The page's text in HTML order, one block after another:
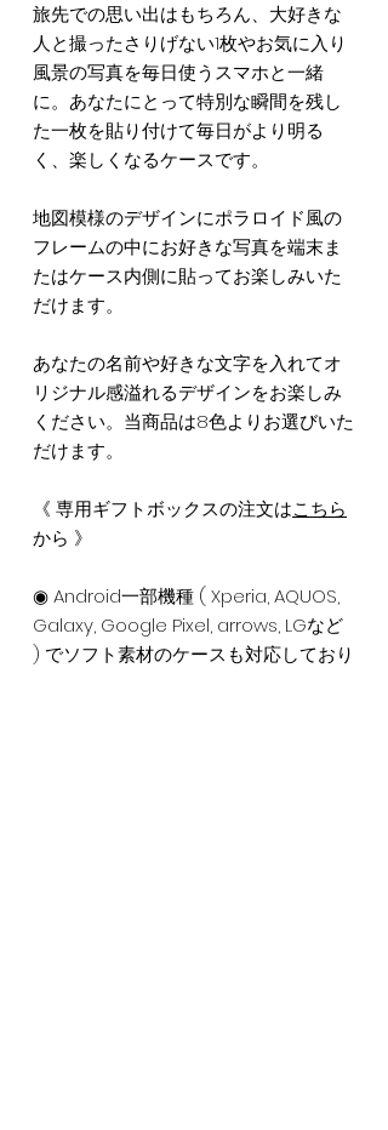
旅先での思い出はもちろん、大好きな
人と撮ったさりげない1枚やお気に入り
風景の写真を毎日使うスマホと一緒
に。あなたにとって特別な瞬間を残し
た一枚を貼り付けて毎日がより明る
く、楽しくなるケースです。
地図模様のデザインにポラロイド風の
フレームの中にお好きな写真を端末ま
たはケース内側に貼ってお楽しみいた
だけます。
あなたの名前や好きな文字を入れてオ
リジナル感溢れるデザインをお楽しみ
ください。当商品は8色よりお選びいた
だけます。
《 専用ギフトボックスの注文はこちら
から 》
◉ Android一部機種 ( Xperia, AQUOS,
Galaxy, Google Pixel, arrows, LGなど
) でソフト素材のケースも対応しており